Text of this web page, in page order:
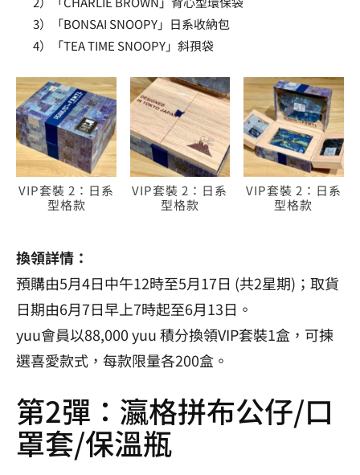
3）「BONSAI SNOOPY」日系收納包
4）「TEA TIME SNOOPY」斜孭袋
VIP套裝 2：日系
型格款
VIP套裝 2：日系
型格款
VIP套裝 2：日系
型格款
換領詳情：
預購由5月4日中午12時至5月17日 (共2星期)；取貨
日期由6月7日早上7時起至6月13日。
yuu會員以88,000 yuu 積分換領VIP套裝1盒，可揀
選喜愛款式，每款限量各200盒。
第2彈：瀛格拼布公仔/口
罩套/保溫瓶